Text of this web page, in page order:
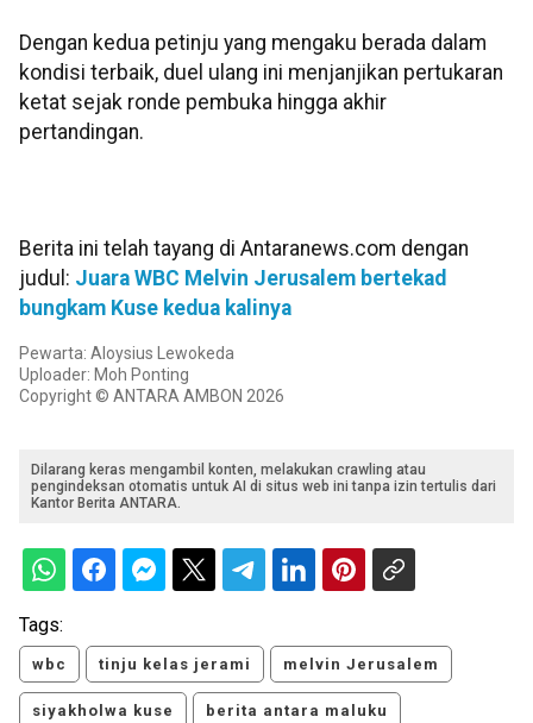
Dengan kedua petinju yang mengaku berada dalam
kondisi terbaik, duel ulang ini menjanjikan pertukaran
ketat sejak ronde pembuka hingga akhir
pertandingan.
Berita ini telah tayang di Antaranews.com dengan
judul: Juara WBC Melvin Jerusalem bertekad
bungkam Kuse kedua kalinya
Pewarta: Aloysius Lewokeda
Uploader: Moh Ponting
Copyright © ANTARA AMBON 2026
Dilarang keras mengambil konten, melakukan crawling atau
pengindeksan otomatis untuk AI di situs web ini tanpa izin tertulis dari
Kantor Berita ANTARA.
Tags:
wbc tinju kelas jerami melvin Jerusalem
siyakholwa kuse berita antara maluku